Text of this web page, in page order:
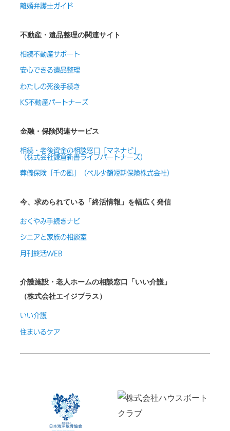
離婚弁護士ガイド
不動産・遺品整理の関連サイト
相続不動産サポート
安心できる遺品整理
わたしの死後手続き
KS不動産パートナーズ
金融・保険関連サービス
相続・老後資金の相談窓口「マネナビ」
（株式会社鎌倉新書ライフパートナーズ）
葬儀保険「千の風」（ベル少額短期保険株式会社）
今、求められている「終活情報」を幅広く発信
おくやみ手続きナビ
シニアと家族の相談室
月刊終活WEB
介護施設・老人ホームの相談窓口「いい介護」
（株式会社エイジプラス）
いい介護
住まいるケア